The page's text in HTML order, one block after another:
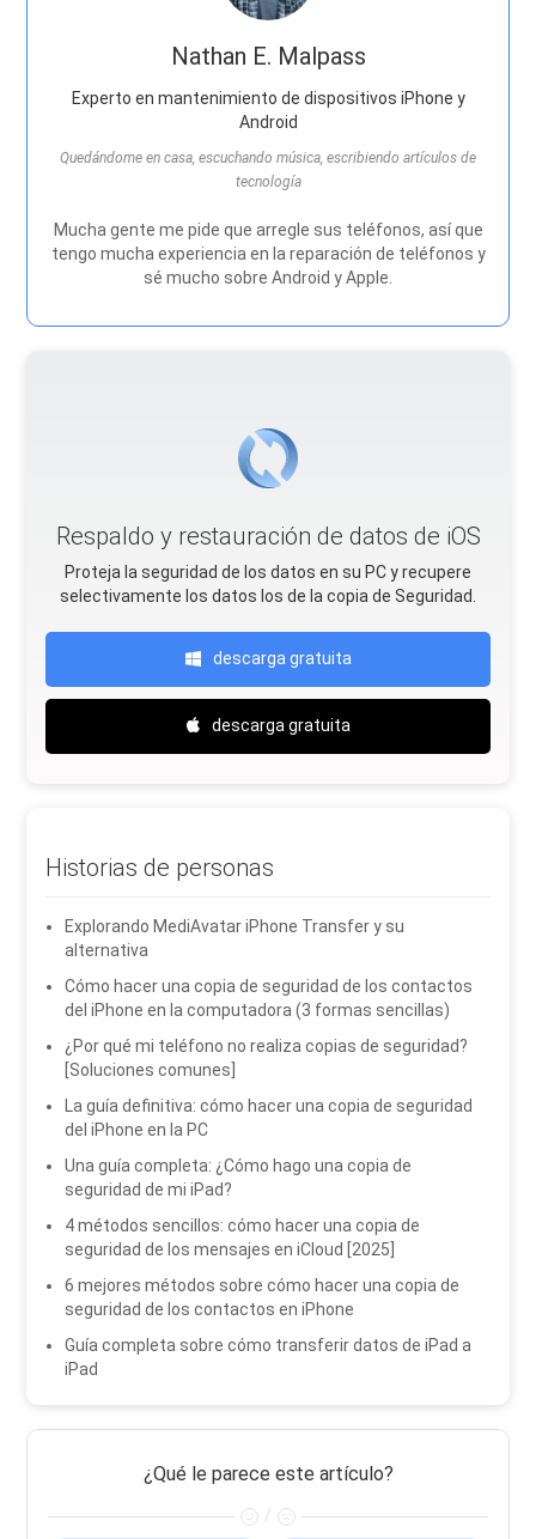
Nathan E. Malpass
Experto en mantenimiento de dispositivos iPhone y
Android
Quedándome en casa, escuchando música, escribiendo artículos de
tecnología
Mucha gente me pide que arregle sus teléfonos, así que
tengo mucha experiencia en la reparación de teléfonos y
sé mucho sobre Android y Apple.
Respaldo y restauración de datos de iOS
Proteja la seguridad de los datos en su PC y recupere
selectivamente los datos Ios de la copia de Seguridad.
descarga gratuita
descarga gratuita
Historias de personas
Explorando MediAvatar iPhone Transfer y su
alternativa
Cómo hacer una copia de seguridad de los contactos
del iPhone en la computadora (3 formas sencillas)
¿Por qué mi teléfono no realiza copias de seguridad?
[Soluciones comunes]
La guía definitiva: cómo hacer una copia de seguridad
del iPhone en la PC
Una guía completa: ¿Cómo hago una copia de
seguridad de mi iPad?
4 métodos sencillos: cómo hacer una copia de
seguridad de los mensajes en iCloud [2025]
6 mejores métodos sobre cómo hacer una copia de
seguridad de los contactos en iPhone
Guía completa sobre cómo transferir datos de iPad a
iPad
¿Qué le parece este artículo?
/